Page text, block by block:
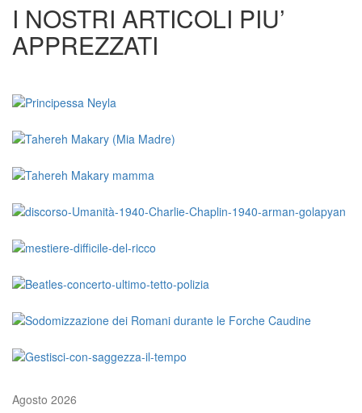
I NOSTRI ARTICOLI PIU’
APPREZZATI
Agosto 2026